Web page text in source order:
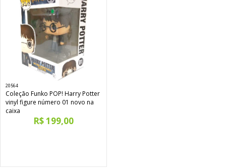
20564
Coleção Funko POP! Harry Potter
vinyl figure número 01 novo na
caixa
R$ 199,00